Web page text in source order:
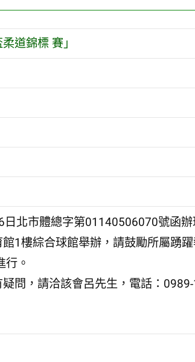
道錦標 賽」
北市體總字第01140506070號函辦
1樓綜合球館舉辦，請鼓勵所屬踴
行。
問，請洽該會呂先生，電話：0989-